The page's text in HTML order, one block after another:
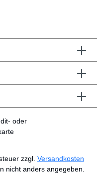
zzgl. Versandkosten
nicht anders angegeben.